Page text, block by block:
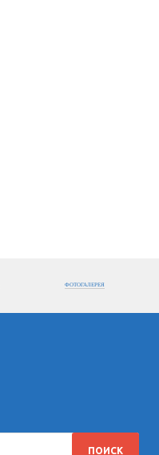
ФОТОГАЛЕРЕЯ